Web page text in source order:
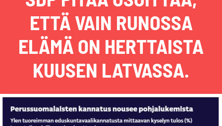
ETTÄ VAIN RUNOSSA
ELÄMÄ ON HERTTAISTA
KUUSEN LATVASSA.